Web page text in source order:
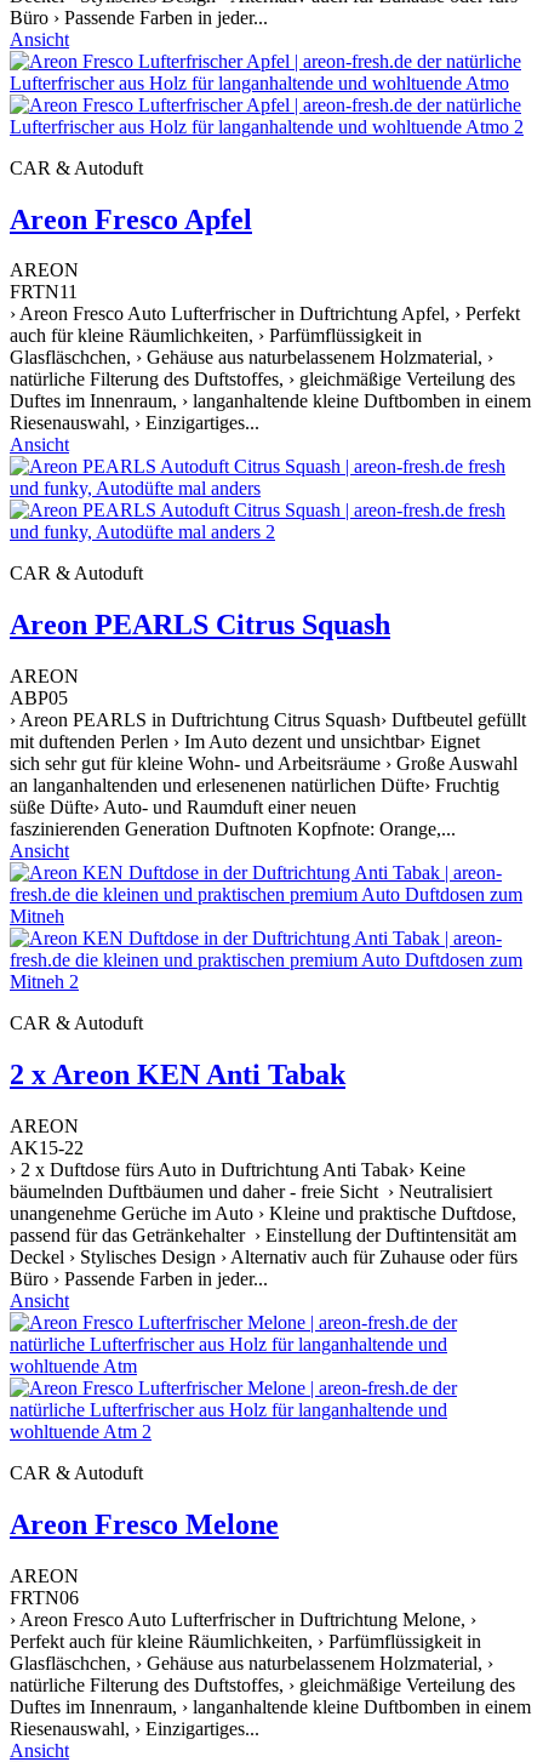
Büro › Passende Farben in jeder...
Ansicht
CAR & Autoduft
Areon Fresco Apfel
AREON
FRTN11
› Areon Fresco Auto Lufterfrischer in Duftrichtung Apfel, › Perfekt
auch für kleine Räumlichkeiten, › Parfümflüssigkeit in
Glasfläschchen, › Gehäuse aus naturbelassenem Holzmaterial, ›
natürliche Filterung des Duftstoffes, › gleichmäßige Verteilung des
Duftes im Innenraum, › langanhaltende kleine Duftbomben in einem
Riesenauswahl, › Einzigartiges...
Ansicht
CAR & Autoduft
Areon PEARLS Citrus Squash
AREON
ABP05
› Areon PEARLS in Duftrichtung Citrus Squash› Duftbeutel gefüllt
mit duftenden Perlen › Im Auto dezent und unsichtbar› Eignet
sich sehr gut für kleine Wohn- und Arbeitsräume › Große Auswahl
an langanhaltenden und erlesenenen natürlichen Düfte› Fruchtig
süße Düfte› Auto- und Raumduft einer neuen
faszinierenden Generation Duftnoten Kopfnote: Orange,...
Ansicht
CAR & Autoduft
2 x Areon KEN Anti Tabak
AREON
AK15-22
› 2 x Duftdose fürs Auto in Duftrichtung Anti Tabak› Keine
bäumelnden Duftbäumen und daher - freie Sicht › Neutralisiert
unangenehme Gerüche im Auto › Kleine und praktische Duftdose,
passend für das Getränkehalter › Einstellung der Duftintensität am
Deckel › Stylisches Design › Alternativ auch für Zuhause oder fürs
Büro › Passende Farben in jeder...
Ansicht
CAR & Autoduft
Areon Fresco Melone
AREON
FRTN06
› Areon Fresco Auto Lufterfrischer in Duftrichtung Melone, ›
Perfekt auch für kleine Räumlichkeiten, › Parfümflüssigkeit in
Glasfläschchen, › Gehäuse aus naturbelassenem Holzmaterial, ›
natürliche Filterung des Duftstoffes, › gleichmäßige Verteilung des
Duftes im Innenraum, › langanhaltende kleine Duftbomben in einem
Riesenauswahl, › Einzigartiges...
Ansicht